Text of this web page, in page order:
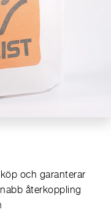
och garanterar
återkoppling